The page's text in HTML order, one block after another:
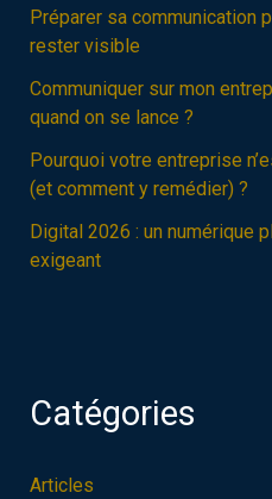
Préparer sa communication
rester visible
Communiquer sur mon
quand on se lance ?
Pourquoi votre entreprise
(et comment y remédier) ?
Digital 2026 : un numérique
exigeant
Catégories
Articles